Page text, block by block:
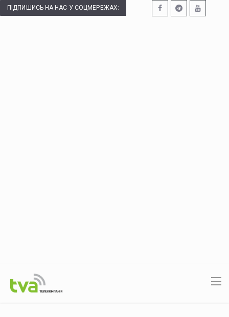
ПІДПИШИСЬ НА НАС У СОЦМЕРЕЖАХ: